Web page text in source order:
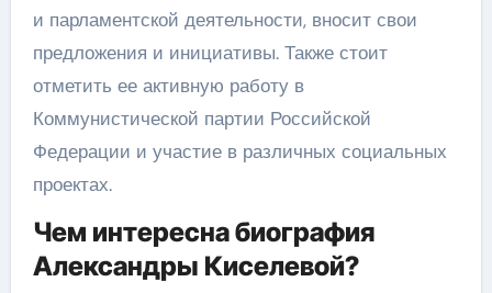
и парламентской деятельности, вносит свои
предложения и инициативы. Также стоит
отметить ее активную работу в
Коммунистической партии Российской
Федерации и участие в различных социальных
проектах.
Чем интересна биография
Александры Киселевой?